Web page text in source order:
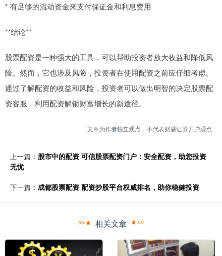
* 有足够的流动资金来支付保证金和利息费用
**结论**
股票配资是一种强大的工具，可以帮助投资者放大收益和降低风
险。然而，它也涉及风险，投资者在使用配资之前应仔细考虑。
通过了解配资的收益和风险，投资者可以做出明智的决定股票配
资客服，利用配资解锁财富增长的新途径。
文章为作者独立观点，不代表财盛证券开户观点
上一篇： 股市中的配资 可信股票配资门户：安全配资，助您投资
无忧
下一篇： 成都股票配资 配资炒股平台权威排名，助你稳健投资
相关文章